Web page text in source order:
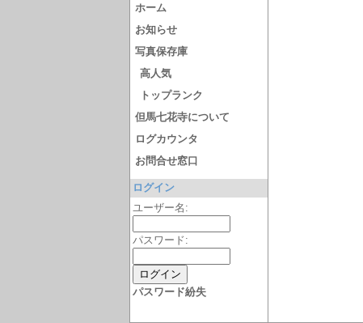
ホーム
お知らせ
写真保存庫
高人気
トップランク
但馬七花寺について
ログカウンタ
お問合せ窓口
ログイン
ユーザー名:
パスワード:
パスワード紛失